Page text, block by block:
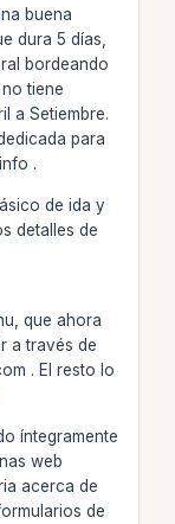
buena
dura 5 días,
bordeando
tiene
a Setiembre.
para
.
de ida y
detalles de
que ahora
a través de
. El resto lo
íntegramente
web
acerca de
de